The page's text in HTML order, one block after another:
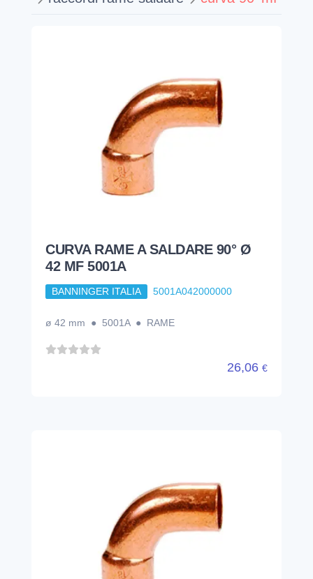
CURVA RAME A SALDARE 90° Ø
42 MF 5001A
BANNINGER ITALIA 5001A042000000
ø 42 mm ● 5001A ● RAME
26,06 €